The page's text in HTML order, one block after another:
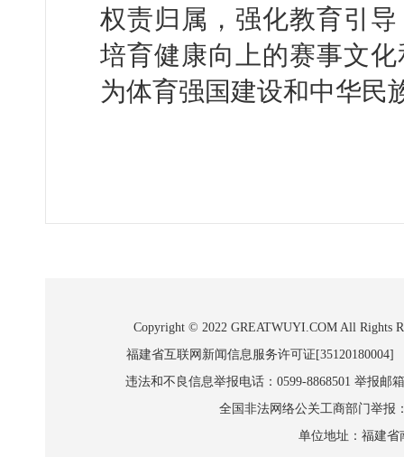
权责归属，强化教育引
培育健康向上的赛事文
为体育强国建设和中华民
Copyright © 2022 GREATWUYI.COM All Rights
福建省互联网新闻信息服务许可证
违法和不良信息举报电话：0599-8868501 举报邮
全国非法网络公关工商部门举报
单位地址：福建省